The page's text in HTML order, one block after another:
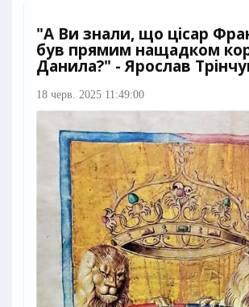
"А Ви знали, що цісар
був прямим нащадком
Данила?" - Ярослав
18 черв. 2025 11:49:00